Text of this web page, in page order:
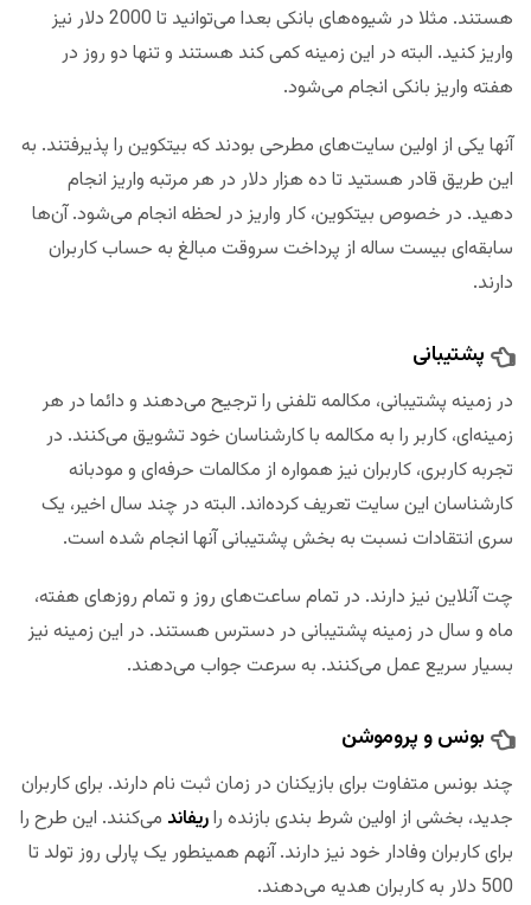
هستند. مثلا در شیوه‌های بانکی بعدا می‌توانید تا 2000 دلار نیز
واریز کنید. البته در این زمینه کمی کند هستند و تنها دو روز در
هفته واریز بانکی انجام می‌شود.
آنها یکی از اولین‌ سایت‌های مطرحی بودند که بیتکوین را پذیرفتند. به
این طریق قادر هستید تا ده هزار دلار در هر مرتبه واریز انجام
دهید. در خصوص بیتکوین، کار واریز در لحظه انجام می‌شود. آن‌ها
سابقه‌ای بیست ساله از پرداخت سروقت مبالغ به حساب کاربران
دارند.
پشتیبانی
در زمینه پشتیبانی، مکالمه تلفنی را ترجیح می‌دهند و دائما در هر
زمینه‌ای، کاربر را به مکالمه با کارشناسان خود تشویق می‌کنند. در
تجربه کاربری، کاربران نیز همواره از مکالمات حرفه‌ای و مودبانه
کارشناسان این سایت تعریف کرده‌اند. البته در چند سال اخیر، یک
سری انتقادات نسبت به بخش پشتیبانی آنها انجام شده است.
چت آنلاین نیز دارند. در تمام ساعت‌های روز و تمام روزهای هفته،
ماه و سال در زمینه پشتیبانی در دسترس هستند. در این زمینه نیز
بسیار سریع عمل می‌کنند. به سرعت جواب می‌دهند.
بونس و پروموشن
چند بونس متفاوت برای بازیکنان در زمان ثبت نام دارند. برای کاربران
جدید، بخشی از اولین شرط بندی بازنده راریفاند می‌کنند. این طرح را
برای کاربران وفادار خود نیز دارند. آنهم همینطور یک پارلی روز تولد تا
500 دلار به کاربران هدیه می‌دهند.